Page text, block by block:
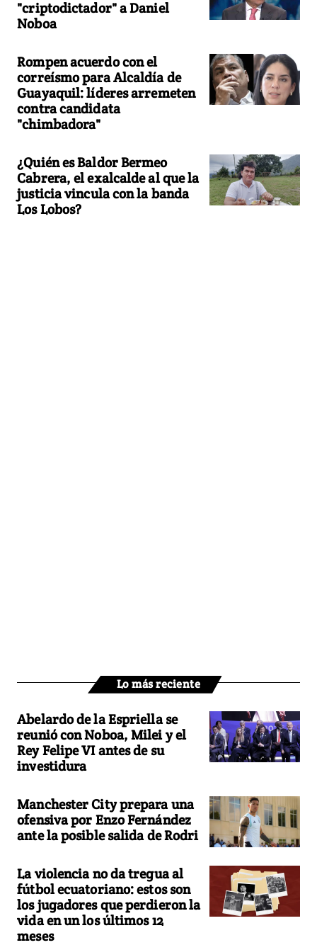
"criptodictador" a Daniel
Noboa
Rompen acuerdo con el
correísmo para Alcaldía de
Guayaquil: líderes arremeten
contra candidata
"chimbadora"
¿Quién es Baldor Bermeo
Cabrera, el exalcalde al que la
justicia vincula con la banda
Los Lobos?
Lo más reciente
Abelardo de la Espriella se
reunió con Noboa, Milei y el
Rey Felipe VI antes de su
investidura
Manchester City prepara una
ofensiva por Enzo Fernández
ante la posible salida de Rodri
La violencia no da tregua al
fútbol ecuatoriano: estos son
los jugadores que perdieron la
vida en un los últimos 12
meses